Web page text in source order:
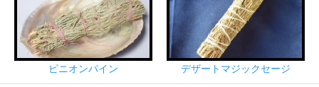
ピニオンパイン デザートマジックセージ